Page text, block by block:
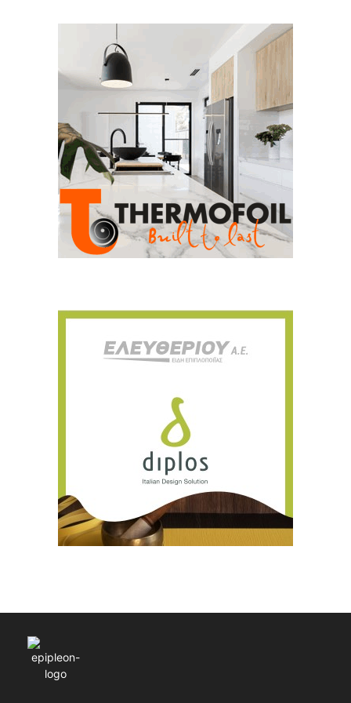
Για να μαθαίνετε πρώτοι τα νέα και όλες
τις τάσεις του κλάδου, εγγραφείτε στο
newsletter μας!
Email
Γράψτε εδώ το email σας
ΕΓΓΡΑΦΉ